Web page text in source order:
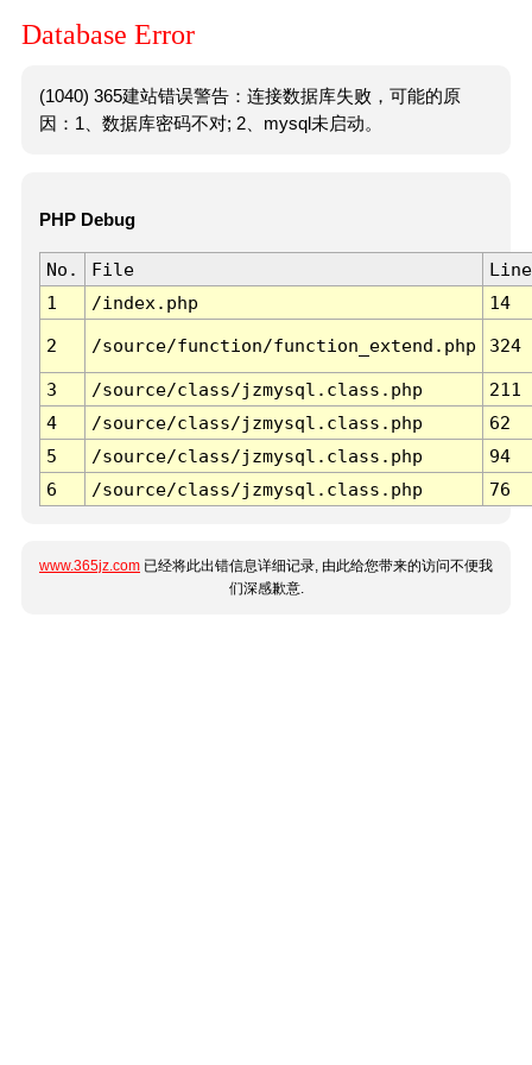
Database Error
(1040) 365建站错误警告：连接数据库失败，可能的原
因：1、数据库密码不对; 2、mysql未启动。
PHP Debug
No. File
Line
1
/index.php 14
2 /source/function/function_extend.php 324
3 /source/class/jzmysql.class.php
211
4
/source/class/jzmysql.class.php
62
5
/source/class/jzmysql.class.php
94
6
/source/class/jzmysql.class.php 76
www.365jz.com 已经将此出错信息详细记录, 由此给您带来的访问不便我
们深感歉意.